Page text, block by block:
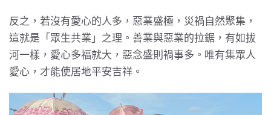
反之，若沒有愛心的人多，惡業盛極，災禍自然聚集，
這就是「眾生共業」之理。善業與惡業的拉鋸，有如拔
河一樣，愛心多福就大，惡念盛則禍事多。唯有集眾人
愛心，才能使居地平安吉祥。